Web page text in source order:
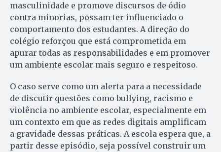
masculinidade e promove discursos de ódio
contra minorias, possam ter influenciado o
comportamento dos estudantes. A direção do
colégio reforçou que está comprometida em
apurar todas as responsabilidades e em promover
um ambiente escolar mais seguro e respeitoso.
O caso serve como um alerta para a necessidade
de discutir questões como bullying, racismo e
violência no ambiente escolar, especialmente em
um contexto em que as redes digitais amplificam
a gravidade dessas práticas. A escola espera que, a
partir desse episódio, seja possível construir um